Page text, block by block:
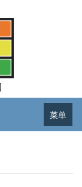
菜单